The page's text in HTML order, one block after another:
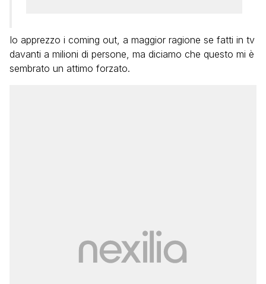
Io apprezzo i coming out, a maggior ragione se fatti in tv
davanti a milioni di persone, ma diciamo che questo mi è
sembrato un attimo forzato.